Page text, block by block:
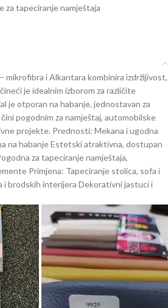
za tapeciranje namještaja
mikrofibra i Alkantara kombinira izdržljivost,
je idealnim izborom za različite
je otporan na habanje, jednostavan za
pogodnim za namještaj, automobilske
projekte. Prednosti: Mekana i ugodna
na habanje Estetski atraktivna, dostupan
za tapeciranje namještaja,
Primjena: Tapeciranje stolica, sofa i
i brodskih interijera Dekorativni jastuci i